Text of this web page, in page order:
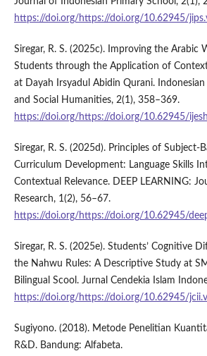
https://doi.org/https://doi.org/10.62945/
Siregar, R. S. (2025c). Improving the Arabic
Students through the Application of
at Dayah Irsyadul Abidin Qurani.
and Social Humanities, 2(1), 358–369.
https://doi.org/https://doi.org/10.62945/
Siregar, R. S. (2025d). Principles of Subject-
Curriculum Development: Language Skills
Contextual Relevance. DEEP LEARNING:
Research, 1(2), 56–67.
https://doi.org/https://doi.org/10.62945/
Siregar, R. S. (2025e). Students’ Cognitive
the Nahwu Rules: A Descriptive Study at
Bilingual Scool. Jurnal Cendekia Islam
https://doi.org/https://doi.org/10.62945/
Sugiyono. (2018). Metode Penelitian
R&D. Bandung: Alfabeta.